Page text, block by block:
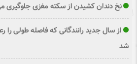
نخ دندان کشیدن از سکته مغزی جلوگیری
از سال جدید رانندگانی که فاصله طولی را
شد